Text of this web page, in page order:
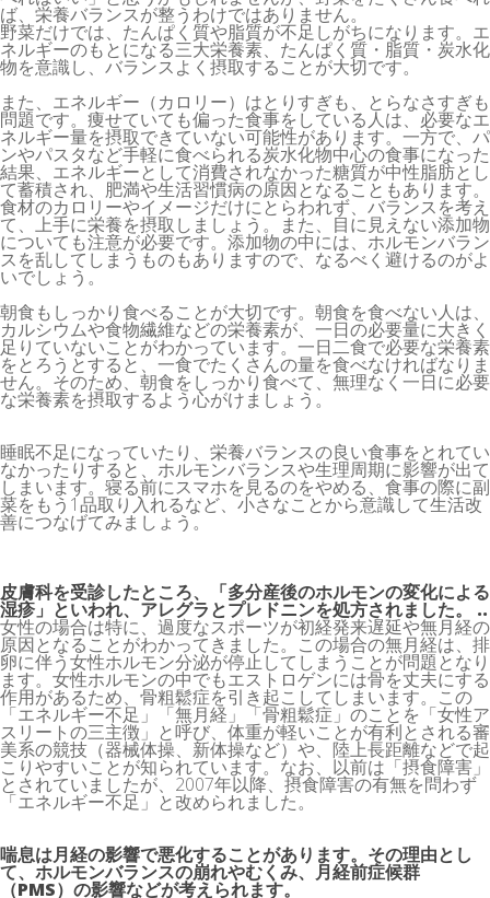
ば、栄養バランスが整うわけではありません。
野菜だけでは、たんぱく質や脂質が不足しがちになります。エ
ネルギーのもとになる三大栄養素、たんぱく質・脂質・炭水化
物を意識し、バランスよく摂取することが大切です。
また、エネルギー（カロリー）はとりすぎも、とらなさすぎも
問題です。痩せていても偏った食事をしている人は、必要なエ
ネルギー量を摂取できていない可能性があります。一方で、パ
ンやパスタなど手軽に食べられる炭水化物中心の食事になった
結果、エネルギーとして消費されなかった糖質が中性脂肪とし
て蓄積され、肥満や生活習慣病の原因となることもあります。
食材のカロリーやイメージだけにとらわれず、バランスを考え
て、上手に栄養を摂取しましょう。また、目に見えない添加物
についても注意が必要です。添加物の中には、ホルモンバラン
スを乱してしまうものもありますので、なるべく避けるのがよ
いでしょう。
朝食もしっかり食べることが大切です。朝食を食べない人は、
カルシウムや食物繊維などの栄養素が、一日の必要量に大きく
足りていないことがわかっています。一日二食で必要な栄養素
をとろうとすると、一食でたくさんの量を食べなければなりま
せん。そのため、朝食をしっかり食べて、無理なく一日に必要
な栄養素を摂取するよう心がけましょう。
睡眠不足になっていたり、栄養バランスの良い食事をとれてい
なかったりすると、ホルモンバランスや生理周期に影響が出て
しまいます。寝る前にスマホを見るのをやめる、食事の際に副
菜をもう1品取り入れるなど、小さなことから意識して生活改
善につなげてみましょう。
皮膚科を受診したところ、「多分産後のホルモンの変化による
湿疹」といわれ、アレグラとプレドニンを処方されました。 ..
女性の場合は特に、過度なスポーツが初経発来遅延や無月経の
原因となることがわかってきました。この場合の無月経は、排
卵に伴う女性ホルモン分泌が停止してしまうことが問題となり
ます。女性ホルモンの中でもエストロゲンには骨を丈夫にする
作用があるため、骨粗鬆症を引き起こしてしまいます。この
「エネルギー不足」「無月経」「骨粗鬆症」のことを「女性ア
スリートの三主徴」と呼び、体重が軽いことが有利とされる審
美系の競技（器械体操、新体操など）や、陸上長距離などで起
こりやすいことが知られています。なお、以前は「摂食障害」
とされていましたが、2007年以降、摂食障害の有無を問わず
「エネルギー不足」と改められました。
喘息は月経の影響で悪化することがあります。その理由とし
て、ホルモンバランスの崩れやむくみ、月経前症候群
（PMS）の影響などが考えられます。